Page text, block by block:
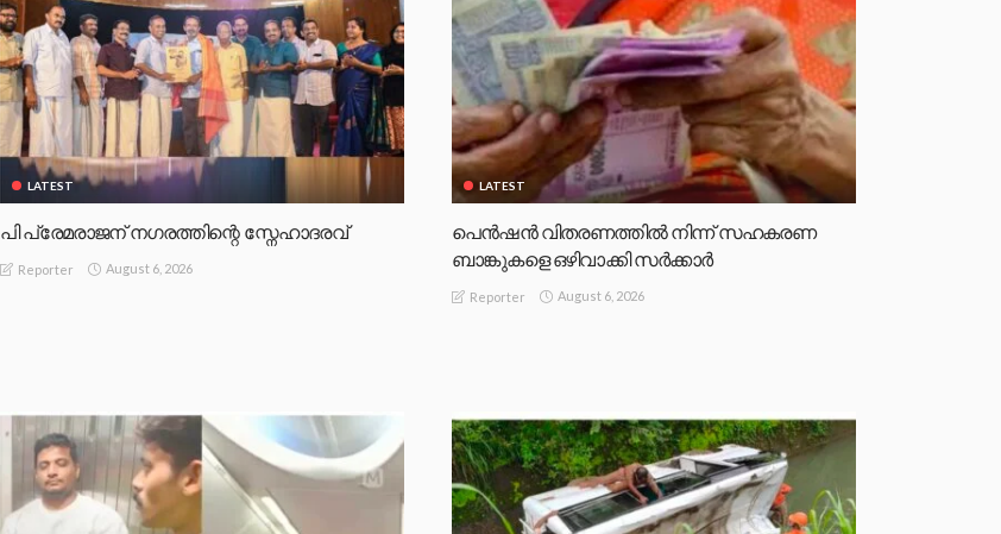
LATEST
പി പ്രേമരാജന് നഗരത്തിന്റെ സ്നേഹാദരവ്
Reporter August 6, 2026
LATEST
പെൻഷൻ വിതരണത്തിൽ നിന്ന് സഹകരണ
ബാങ്കുകളെ ഒഴിവാക്കി സർക്കാർ
Reporter August 6, 2026